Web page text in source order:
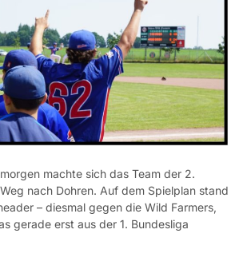
machte sich das Team der 2.
nach Dohren. Auf dem Spielplan stand
– diesmal gegen die Wild Farmers,
gerade erst aus der 1. Bundesliga